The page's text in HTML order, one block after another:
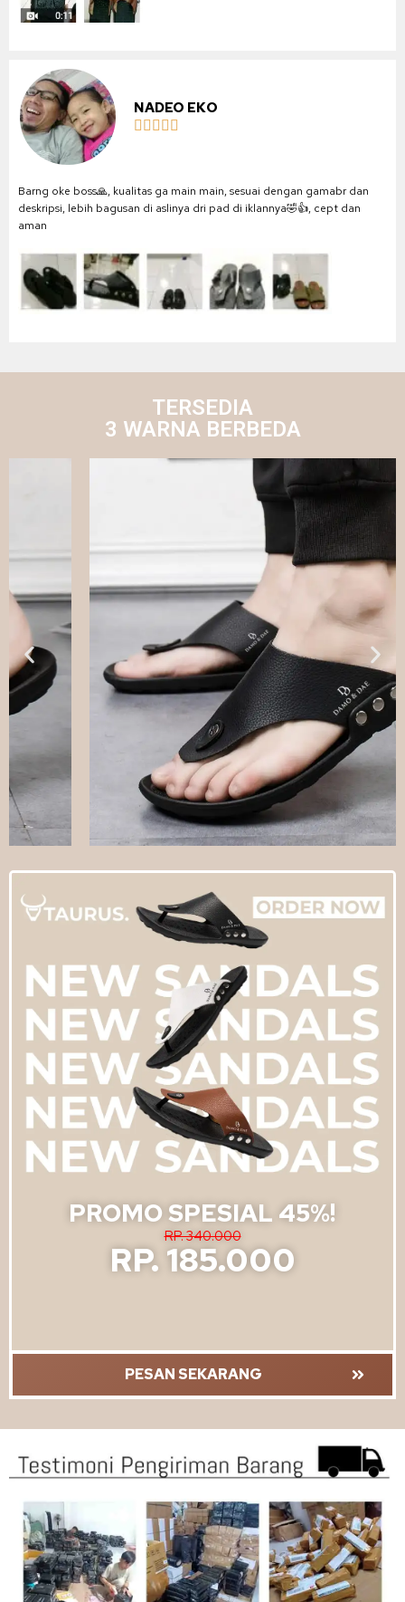
NADEO EKO
    
Barng oke boss🙏, kualitas ga main main, sesuai dengan gamabr dan
deskripsi, lebih bagusan di aslinya dri pad di iklannya🤣👍, cept dan
aman
TERSEDIA
3 WARNA BERBEDA
PROMO SPESIAL 45%!
RP. 340.000
RP. 185.000
PESAN SEKARANG